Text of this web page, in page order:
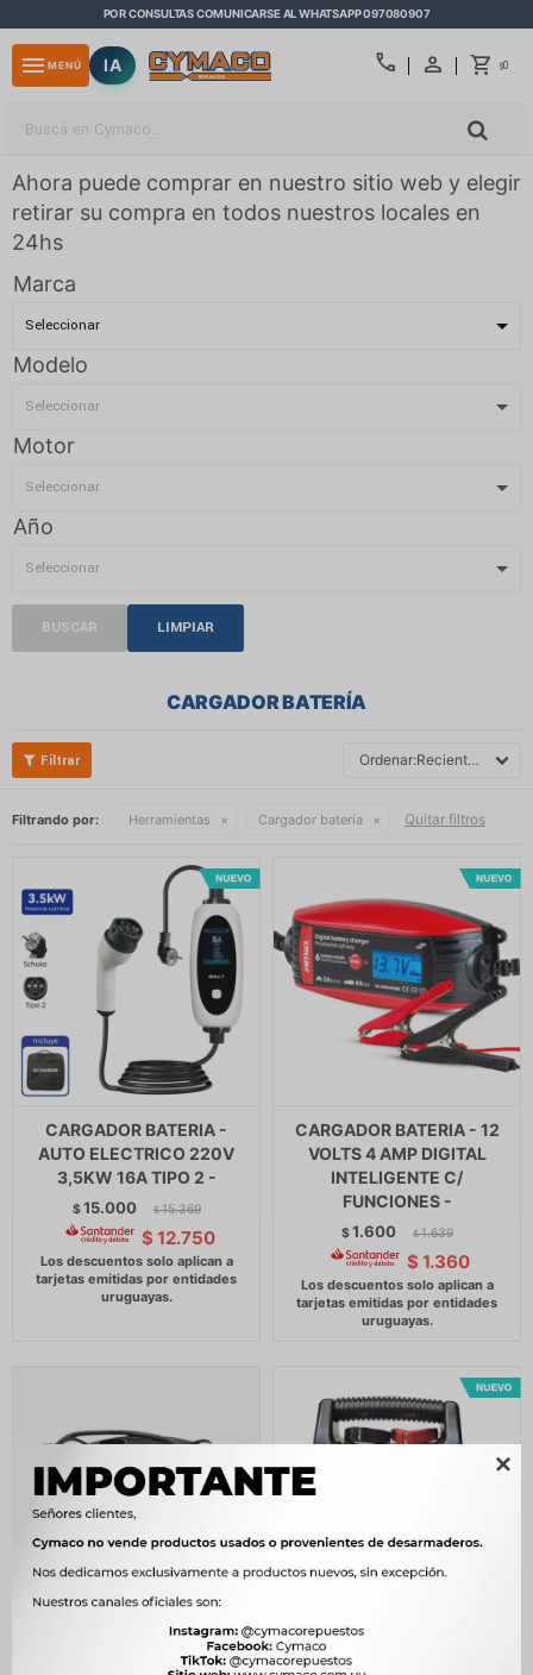

POR CONSULTAS COMUNICARSE AL WHATSAPP 097080907
call $0
menu MENÚ IA
Ahora puede comprar en nuestro sitio web y elegir
retirar su compra en todos nuestros locales en
24hs
Marca
Modelo
Motor
Año
BUSCAR LIMPIAR
CARGADOR BATERÍA
Recientes
Filtrando por: Herramientas Cargador batería Quitar filtros
CARGADOR BATERIA -
AUTO ELECTRICO 220V
3,5KW 16A TIPO 2 -
$15.000 $ 15.369
$ 12.750
CARGADOR BATERIA - 12
VOLTS 4 AMP DIGITAL
INTELIGENTE C/
FUNCIONES -
$1.600 $ 1.639
$ 1.360
CARGADOR BATERIA -
CABLE PARA CARGADOR
CARGADOR BATERIA - 12V
6AMP CON AMPERIMETRO
close